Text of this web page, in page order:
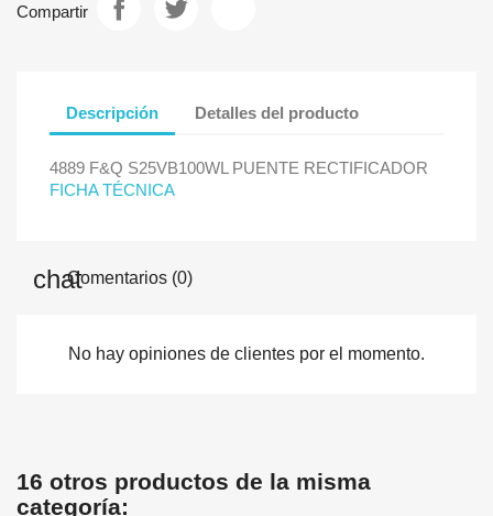
Compartir
Descripción Detalles del producto
4889 F&Q S25VB100WL PUENTE RECTIFICADOR
FICHA TÉCNICA
Comentarios (0)
No hay opiniones de clientes por el momento.
16 otros productos de la misma
categoría: